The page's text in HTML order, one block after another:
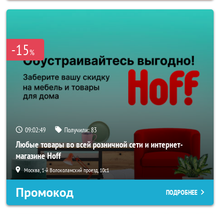
-15%
09:02:47 Получили:83
Любые товары во всей розничной сети и интернет-
магазине Hoff
Москва, 1-й Волоколамский проезд, 10с1
Промокод ПОДРОБНЕЕ